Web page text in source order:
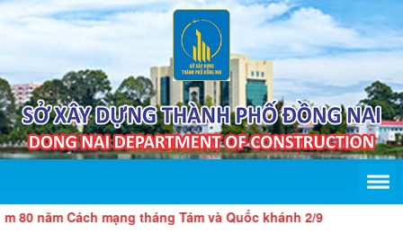
năm Cách mạng tháng Tám và Quốc khánh 2/9